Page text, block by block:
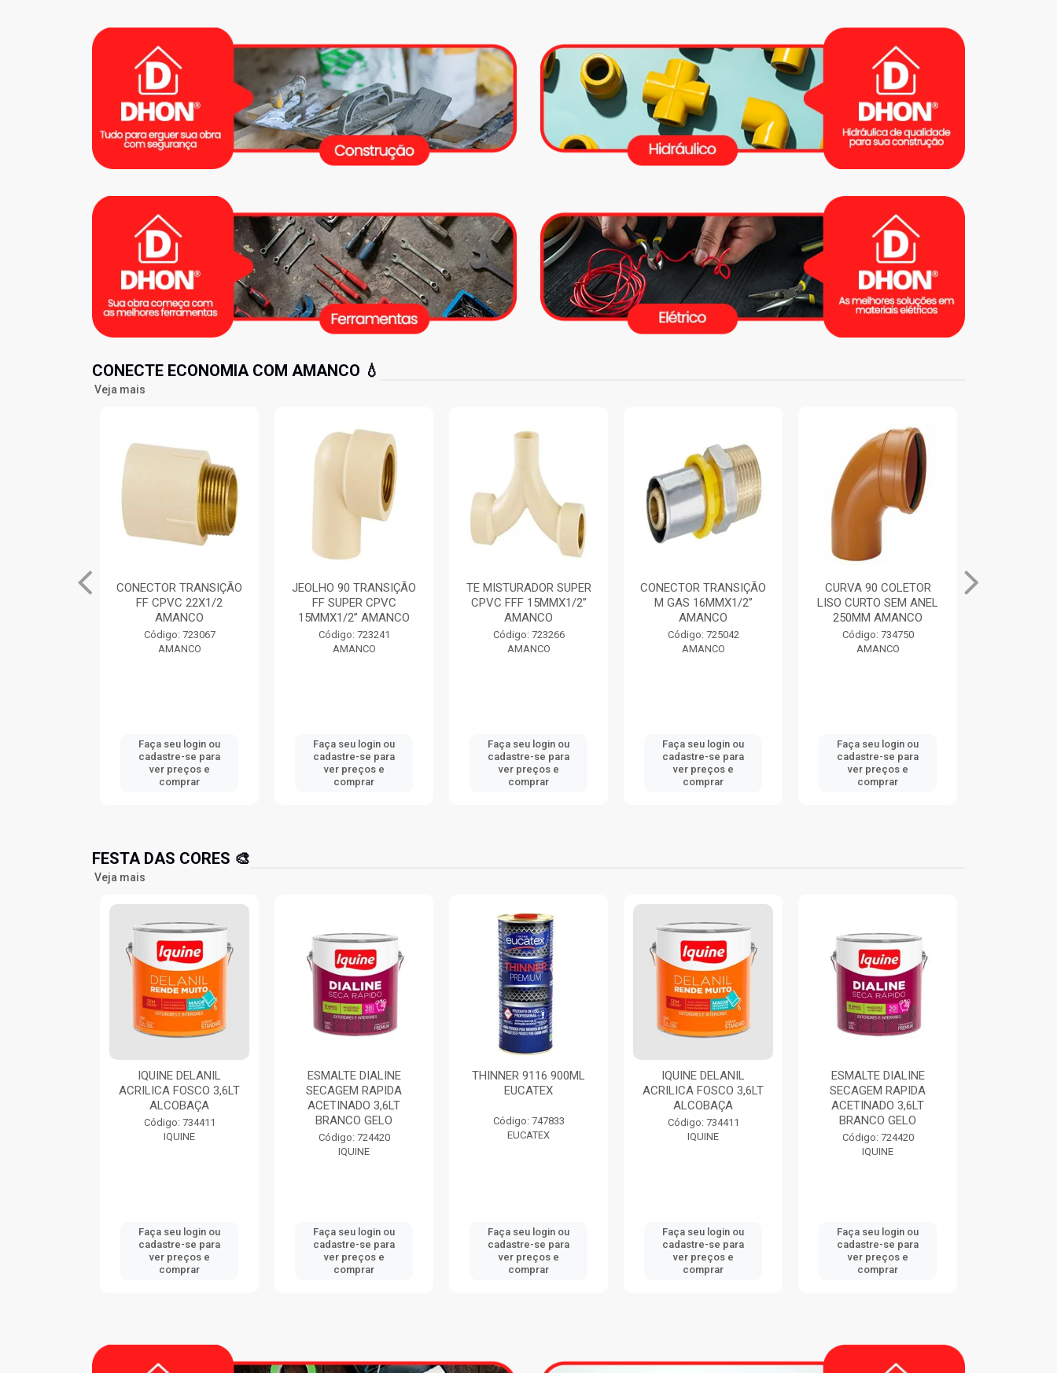
CONECTE ECONOMIA COM AMANCO 💧
Veja mais
CONECTOR TRANSIÇÃO
FF CPVC 22X1/2
AMANCO
Código: 723067
AMANCO
Faça seu login ou
cadastre-se para
ver preços e
comprar
JEOLHO 90 TRANSIÇÃO
FF SUPER CPVC
15MMX1/2” AMANCO
Código: 723241
AMANCO
Faça seu login ou
cadastre-se para
ver preços e
comprar
TE MISTURADOR SUPER
CPVC FFF 15MMX1/2”
AMANCO
Código: 723266
AMANCO
Faça seu login ou
cadastre-se para
ver preços e
comprar
CONECTOR TRANSIÇÃO
M GAS 16MMX1/2”
AMANCO
Código: 725042
AMANCO
Faça seu login ou
cadastre-se para
ver preços e
comprar
CURVA 90 COLETOR
LISO CURTO SEM ANEL
250MM AMANCO
Código: 734750
AMANCO
Faça seu login ou
cadastre-se para
ver preços e
comprar
FESTA DAS CORES 🎨
Veja mais
ESMALTE DIALINE
SECAGEM RAPIDA
ACETINADO 3,6LT
BRANCO GELO
Código: 724420
Faça seu login ou
cadastre-se para
ver preços e
comprar
THINNER 9116 900ML
EUCATEX
Código: 747833
EUCATEX
Faça seu login ou
cadastre-se para
ver preços e
comprar
IQUINE DELANIL
ACRILICA FOSCO 3,6LT
Código: 734411
IQUINE
Faça seu login ou
cadastre-se para
ver preços e
comprar
ESMALTE DIALINE
SECAGEM RAPIDA
ACETINADO 3,6LT
BRANCO GELO
Código: 724420
Faça seu login ou
cadastre-se para
ver preços e
comprar
THINNER 9116 900ML
EUCATEX
Código: 747833
EUCATEX
Faça seu login ou
cadastre-se para
ver preços e
comprar